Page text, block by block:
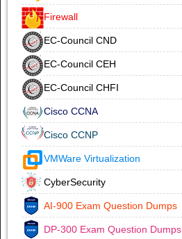
Firewall
EC-Council CND
EC-Council CEH
EC-Council CHFI
Cisco CCNA
Cisco CCNP
VMWare Virtualization
CyberSecurity
AI-900 Exam Question Dumps
DP-300 Exam Question Dumps